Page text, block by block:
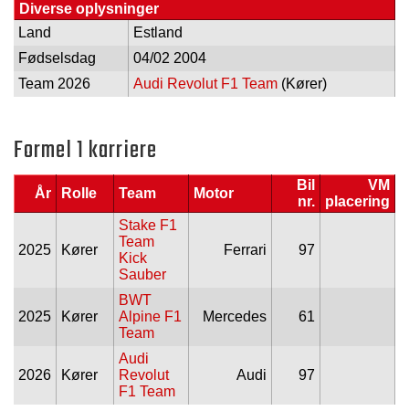
Diverse oplysninger
Land
Estland
Fødselsdag
04/02 2004
Team 2026
Audi Revolut F1 Team (Kører)
Formel 1 karriere
År Rolle Team Motor
Bil
nr.
VM
placering
2025 Kører
Stake F1
Team
Kick
Sauber
Ferrari 97
2025 Kører
BWT
Alpine F1
Team
Mercedes 61
2026 Kører
Audi
Revolut
F1 Team
Audi 97